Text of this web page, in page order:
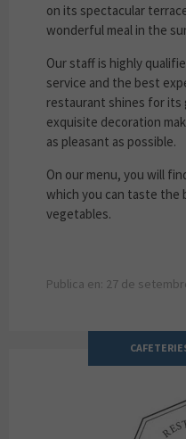
on its spectacular
wonderful meal in the
Our staff is highly
service and the best
restaurant shines for its
exquisite decoration
as pleasant as possible.
On our menu, you will
which you can taste the
vegetables.
Publica en: 27 de
GRILL